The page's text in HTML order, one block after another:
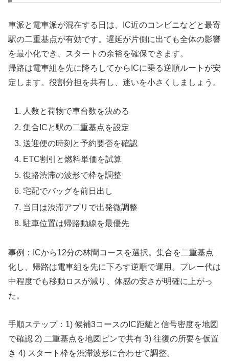
車派と電車派が混在する日は、IC近のコンビニなどと最寄
駅の二重基点が有効です。遅延が片側に出ても全体の影響
を最小化でき、スタートの余裕を確保できます。
帰路は電車組を先に降ろしてからICに乗る逆順ルートが安
定します。役割分担を共有し、迷いを小さくしましょう。
人数と荷物で車台数を決める
集合ICと駅の二重基点を設定
送迎便の時刻と予約要否を確認
ETC割引と燃料単価を試算
復路渋滞の波形で枠を調整
宅配でバッグを前日出し
当日は渋滞アプリで出発微調整
駐車位置は帰路動線を最優先
事例：ICから12分の林間コースを選択。集合を二重基点
化し、帰路は電車組を先に下ろす逆順で運用。プレー代は
中程度でも移動ロスが減り、体感の安さが明確に上がっ
た。
手順ステップ：1) 候補3コースのIC距離と信号密度を地図
で確認 2) 二重基点を地図ピンで共有 3) 往復の所要を仮置
き 4) スタート枠を渋滞波形に合わせて調整。